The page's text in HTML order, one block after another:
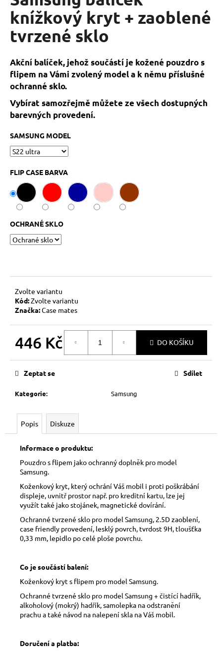
0,0
5
hvězdiček.
knížkový kryt + zaoblené
tvrzené sklo
Akční balíček, jehož součástí je kožené pouzdro s
flipem na Vámi zvolený model a k němu příslušné
ochranné sklo.
Vybírat samozřejmě můžete ze všech dostupných
barevných provedení.
SAMSUNG MODEL
FLIP CASE BARVA
OCHRANÉ SKLO
Zvolte variantu
Kód:Zvolte variantu
Značka:Case mates
446 Kč DO KOŠÍKU
Kategorie: Samsung
Zeptat se Sdílet
Popis Diskuze
Informace o produktu:
Pouzdro s flipem jako ochranný doplněk pro model
Samsung.
Koženkový kryt, který ochrání Váš mobil i proti poškrábání
displeje, uvnitř prostor např. pro kreditní kartu, lze jej
využít také jako stojánek, magnetické dovírání.
Ochranné tvrzené sklo pro model Samsung, 2.5D zaoblení,
case friendly provedení, lesklý povrch, tvrdost 9H, tloušťka
0,33 mm, lepidlo po celé ploše povrchu.
Co je součástí balení:
Koženkový kryt s flipem pro model Samsung.
Ochranné tvrzené sklo pro model Samsung + čistící hadřík,
alkoholový (mokrý) hadřík, samolepka na odstranění
prachu a také návod na nalepení skla na Váš mobil.
Doručení a platba:
a
j
í
?
HLEDAT
D
o
o
č
u
j
e